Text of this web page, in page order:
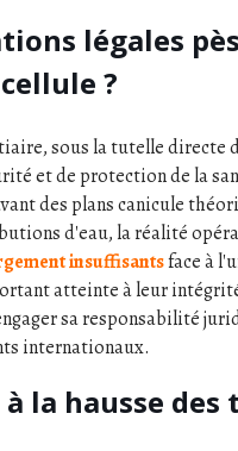
légales
?
sous la tutelle directe
et de protection de la
des plans canicule
d'eau, la réalité
insuffisantsface à
atteinte à leur
sa responsabilité
internationaux.
la hausse des